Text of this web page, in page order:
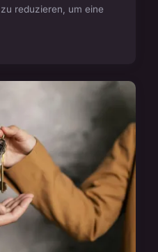
reduzieren, um eine